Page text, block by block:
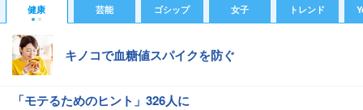
健康 芸能 ゴシップ 女子 トレンド
キノコで血糖値スパイクを防ぐ
「モテるためのヒント」326人に